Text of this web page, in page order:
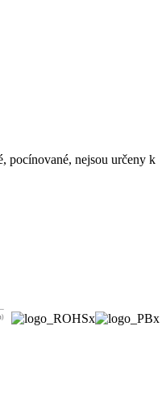
pocínované, nejsou určeny k